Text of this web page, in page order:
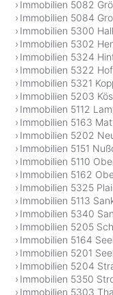
Immobilien 5082
Immobilien 5084
Immobilien 5300
Immobilien 5302
Immobilien 5324
Immobilien 5322
Immobilien 5321
Immobilien 5203
Immobilien 5112
Immobilien 5163
Immobilien 5202
Immobilien 5151
Immobilien 5110
Immobilien 5162
Immobilien 5325
Immobilien 5113
Immobilien 5340
Immobilien 5205
Immobilien 5164
Immobilien 5201
Immobilien 5204
Immobilien 5350
Immobilien 5303